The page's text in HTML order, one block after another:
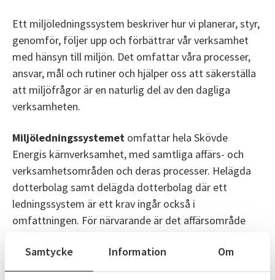
Samtycke Information Om
Ett miljöledningssystem beskriver hur vi planerar, styr,
genomför, följer upp och förbättrar vår verksamhet
med hänsyn till miljön. Det omfattar våra processer,
ansvar, mål och rutiner och hjälper oss att säkerställa
att miljöfrågor är en naturlig del av den dagliga
verksamheten.
Miljöledningssystemet omfattar hela Skövde
Energis kärnverksamhet, med samtliga affärs- och
verksamhetsområden och deras processer. Helägda
dotterbolag samt delägda dotterbolag där ett
ledningssystem är ett krav ingår också i
omfattningen. För närvarande är det affärsområde
För att behålla certifieringen genomförs årliga